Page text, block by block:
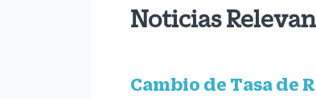
Noticias
Cambio de Tasa de